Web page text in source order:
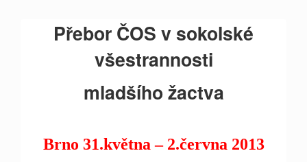
Přebor ČOS v sokolské
všestrannosti
mladšího žactva
Brno 31.května – 2.června 2013